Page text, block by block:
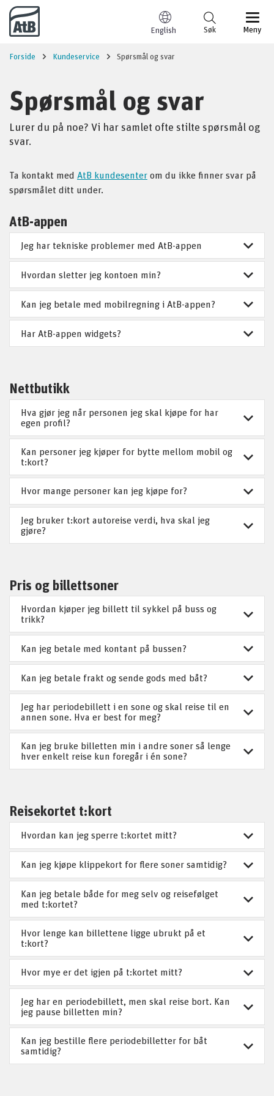
Til innhold
English Meny
Søk
Forside Kundeservice Spørsmål og svar
Spørsmål og svar
Lurer du på noe? Vi har samlet ofte stilte spørsmål og
svar.
Ta kontakt med AtB kundesenter om du ikke finner svar på
spørsmålet ditt under.
AtB-appen
Jeg har tekniske problemer med AtB-appen
Hvordan sletter jeg kontoen min?
Kan jeg betale med mobilregning i AtB-appen?
Har AtB-appen widgets?
Nettbutikk
Hva gjør jeg når personen jeg skal kjøpe for har
egen profil?
Kan personer jeg kjøper for bytte mellom mobil og
t:kort?
Hvor mange personer kan jeg kjøpe for?
Jeg bruker t:kort autoreise verdi, hva skal jeg
gjøre?
Pris og billettsoner
Hvordan kjøper jeg billett til sykkel på buss og
trikk?
Kan jeg betale med kontant på bussen?
Kan jeg betale frakt og sende gods med båt?
Jeg har periodebillett i en sone og skal reise til en
annen sone. Hva er best for meg?
Kan jeg bruke billetten min i andre soner så lenge
hver enkelt reise kun foregår i én sone?
Reisekortet t:kort
Hvordan kan jeg sperre t:kortet mitt?
Kan jeg kjøpe klippekort for flere soner samtidig?
Kan jeg betale både for meg selv og reisefølget
med t:kortet?
Hvor lenge kan billettene ligge ubrukt på et
t:kort?
Hvor mye er det igjen på t:kortet mitt?
Jeg har en periodebillett, men skal reise bort. Kan
jeg pause billetten min?
Kan jeg bestille flere periodebilletter for båt
samtidig?